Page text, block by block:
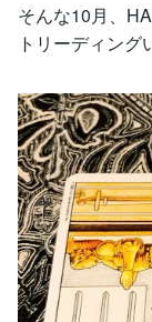
そんな10月、
トリーディング